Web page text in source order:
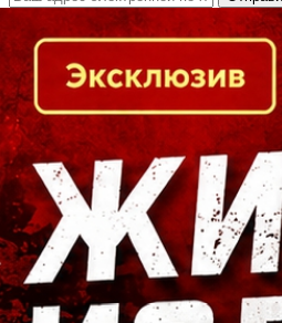
Кто есть кто в Байкальском